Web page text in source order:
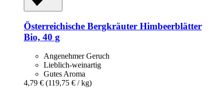
Österreichische Bergkräuter Himbeerblätter
Bio, 40 g
Angenehmer Geruch
Lieblich-weinartig
Gutes Aroma
4,79 € (119,75 € / kg)